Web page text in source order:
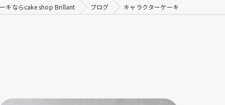
キならcake shop Brillant ブログ キャラクターケーキ